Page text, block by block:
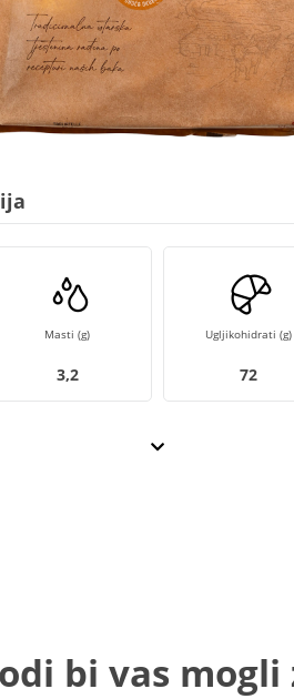
Masti (g)
3,2
Ugljikohidrati (g)
72
bi vas